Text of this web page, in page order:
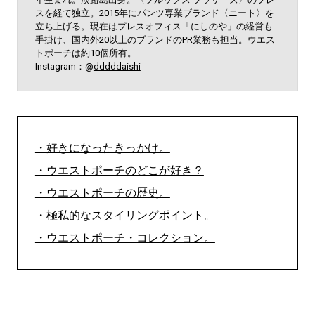
スを経て独立。2015年にパンツ専業ブランド〈ニート〉を
立ち上げる。現在はプレスオフィス「にしのや」の経営も
手掛け、国内外20以上のブランドのPR業務も担当。ウエス
トポーチは約10個所有。
Instagram：@dddddaishi
・好きになったきっかけ。
・ウエストポーチのどこが好き？
・ウエストポーチの歴史。
・極私的なスタイリングポイント。
・ウエストポーチ・コレクション。